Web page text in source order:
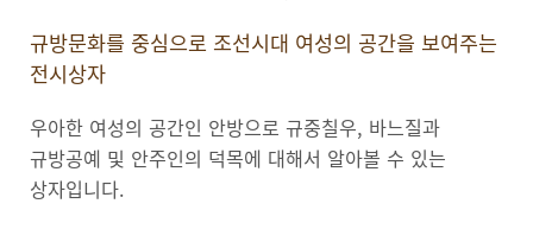
규방문화를 중심으로 조선시대 여성의 공간을 보여주는
전시상자
우아한 여성의 공간인 안방으로 규중칠우, 바느질과
규방공예 및 안주인의 덕목에 대해서 알아볼 수 있는
상자입니다.